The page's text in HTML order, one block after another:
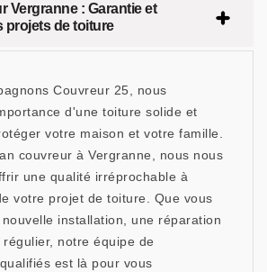
Vergranne : Garantie et
projets de toiture
Couvreur 25, nous
d'une toiture solide et
votre maison et votre famille.
couvreur à Vergranne, nous nous
une qualité irréprochable à
votre projet de toiture. Que vous
installation, une réparation
notre équipe de
est là pour vous